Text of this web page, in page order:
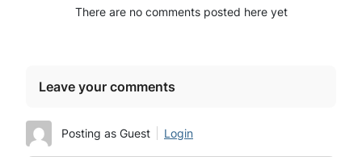
There are no comments posted here yet
Leave your comments
Posting as Guest Login